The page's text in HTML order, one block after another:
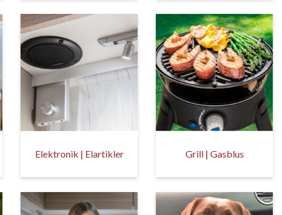
Elektronik | Elartikler Grill | Gasblus